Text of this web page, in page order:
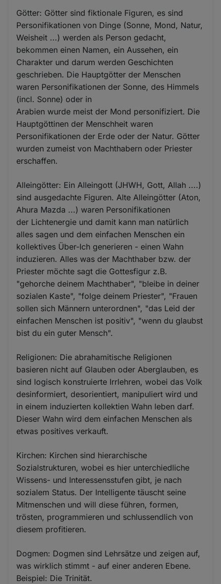
Götter: Götter sind fiktionale Figuren, es sind
Personifikationen von Dinge (Sonne, Mond, Natur,
Weisheit ...) werden als Person gedacht,
bekommen einen Namen, ein Aussehen, ein
Charakter und darum werden Geschichten
geschrieben. Die Hauptgötter der Menschen
waren Personifikationen der Sonne, des Himmels
(incl. Sonne) oder in
Arabien wurde meist der Mond personifiziert. Die
Hauptgöttinen der Menschheit waren
Personifikationen der Erde oder der Natur. Götter
wurden zumeist von Machthabern oder Priester
erschaffen.
Alleingötter: Ein Alleingott (JHWH, Gott, Allah ....)
sind ausgedachte Figuren. Alte Alleingötter (Aton,
Ahura Mazda ...) waren Personifikationen
der Lichtenergie und damit kann man natürlich
alles sagen und dem einfachen Menschen ein
kollektives Über-Ich generieren - einen Wahn
induzieren. Alles was der Machthaber bzw. der
Priester möchte sagt die Gottesfigur z.B.
"gehorche deinem Machthaber", "bleibe in deiner
sozialen Kaste", "folge deinem Priester", "Frauen
sollen sich Männern unterordnen", "das Leid der
einfachen Menschen ist positiv", "wenn du glaubst
bist du ein guter Mensch".
Religionen: Die abrahamitische Religionen
basieren nicht auf Glauben oder Aberglauben, es
sind logisch konstruierte Irrlehren, wobei das Volk
desinformiert, desorientiert, manipuliert wird und
in einem induzierten kollektien Wahn leben darf.
Dieser Wahn wird dem einfachen Menschen als
etwas positives verkauft.
Kirchen: Kirchen sind hierarchische
Sozialstrukturen, wobei es hier unterchiedliche
Wissens- und Interessensstufen gibt, je nach
sozialem Status. Der Intelligente täuscht seine
Mitmenschen und will diese führen, formen,
trösten, programmieren und schlussendlich von
diesem profitieren.
Dogmen: Dogmen sind Lehrsätze und zeigen auf,
was wirklich stimmt - auf einer anderen Ebene.
Beispiel: Die Trinität.